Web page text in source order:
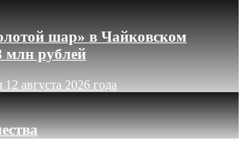
шар» в Чайковском
млн рублей
августа 2026 года